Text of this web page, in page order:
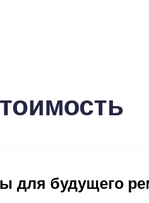
для будущего